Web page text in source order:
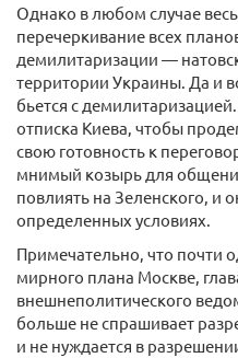
Однако в любом случае
перечеркивание всех
демилитаризации —
территории Украины. Да и
бьется с
отписка Киева, чтобы
свою готовность к
мнимый козырь для
повлиять на Зеленского, и
определенных условиях.
Примечательно, что почти
мирного плана Москве,
внешнеполитического
больше не спрашивает
и не нуждается в